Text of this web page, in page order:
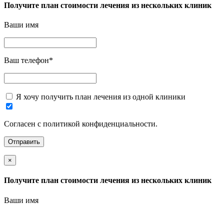
Получите план стоимости лечения из нескольких клиник
Ваши имя
Ваш телефон*
Я хочу получить план лечения из одной клиники
Согласен с политикой конфиденциальности.
×
Получите план стоимости лечения из нескольких клиник
Ваши имя